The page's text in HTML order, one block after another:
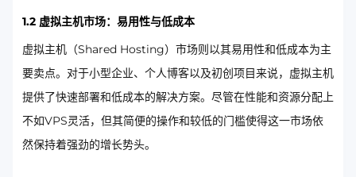
1.2 虚拟主机市场：易用性与低成本
虚拟主机（Shared Hosting）市场则以其易用性和低成本为主
要卖点。对于小型企业、个人博客以及初创项目来说，虚拟主机
提供了快速部署和低成本的解决方案。尽管在性能和资源分配上
不如VPS灵活，但其简便的操作和较低的门槛使得这一市场依
然保持着强劲的增长势头。